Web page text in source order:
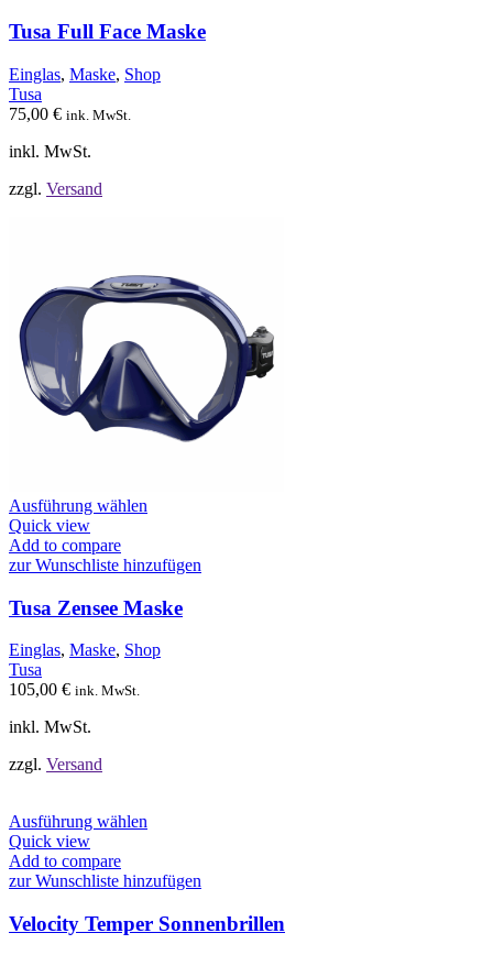
auf.
Die
Optionen
können
Tusa Full Face Maske
Einglas, Maske, Shop
Tusa
75,00 € ink. MwSt.
inkl. MwSt.
zzgl. Versand
Ausführung wählen
mehrere
auf.
Die
Optionen
können
Quick view
Add to compare
zur Wunschliste hinzufügen
Tusa Zensee Maske
Einglas, Maske, Shop
Tusa
105,00 € ink. MwSt.
inkl. MwSt.
zzgl. Versand
Ausführung wählen
mehrere
auf.
Die
Quick view
Add to compare
zur Wunschliste hinzufügen
Velocity Temper Sonnenbrillen